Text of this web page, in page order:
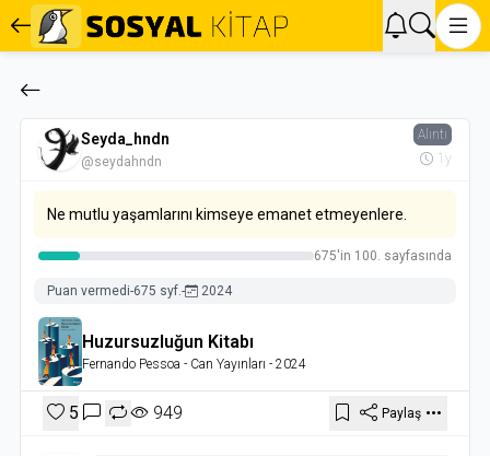
Seyda_hndn
@seydahndn
Alıntı
1y
Ne mutlu yaşamlarını kimseye emanet etmeyenlere.
675'in 100. sayfasında
Puan vermedi-675 syf.- 2024
Huzursuzluğun Kitabı
Fernando Pessoa - Can Yayınları - 2024
5 949 Paylaş